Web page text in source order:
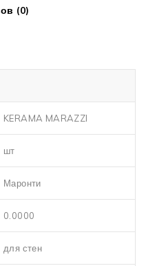
(0)
KERAMA MARAZZI
шт
Маронти
0.0000
для стен